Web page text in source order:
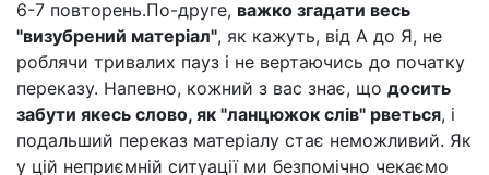
6-7 повторень.По-друге, важко згадати весь
"визубрений матеріал", як кажуть, від А до Я, не
роблячи тривалих пауз і не вертаючись до початку
переказу. Напевно, кожний з вас знає, що досить
забути якесь слово, як "ланцюжок слів" рветься, і
подальший переказ матеріалу стає неможливий. Як
у цій неприємній ситуації ми безпомічно чекаємо